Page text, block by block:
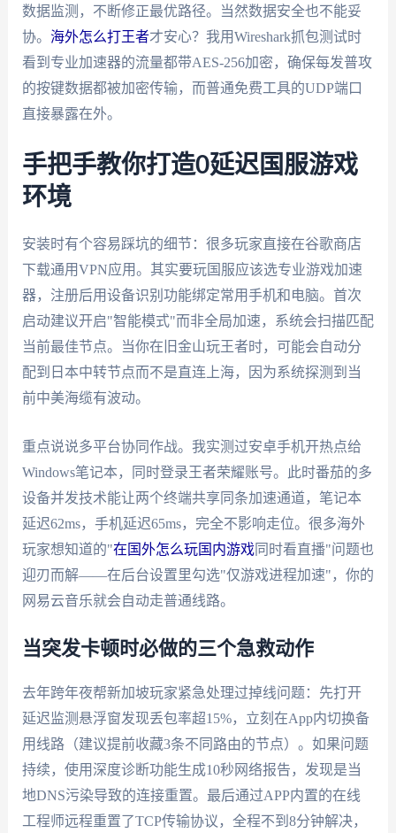
数据监测，不断修正最优路径。当然数据安全也不能妥
协。 海外怎么打王者才安心？我用Wireshark抓包测试时
看到专业加速器的流量都带AES-256加密，确保每发普攻
的按键数据都被加密传输，而普通免费工具的UDP端口
直接暴露在外。
手把手教你打造0延迟国服游戏
环境
安装时有个容易踩坑的细节：很多玩家直接在谷歌商店
下载通用VPN应用。其实要玩国服应该选专业游戏加速
器，注册后用设备识别功能绑定常用手机和电脑。首次
启动建议开启"智能模式"而非全局加速，系统会扫描匹配
当前最佳节点。当你在旧金山玩王者时，可能会自动分
配到日本中转节点而不是直连上海，因为系统探测到当
前中美海缆有波动。
重点说说多平台协同作战。我实测过安卓手机开热点给
Windows笔记本，同时登录王者荣耀账号。此时番茄的多
设备并发技术能让两个终端共享同条加速通道，笔记本
延迟62ms，手机延迟65ms，完全不影响走位。很多海外
玩家想知道的"在国外怎么玩国内游戏同时看直播"问题也
迎刃而解——在后台设置里勾选"仅游戏进程加速"，你的
网易云音乐就会自动走普通线路。
当突发卡顿时必做的三个急救动作
去年跨年夜帮新加坡玩家紧急处理过掉线问题：先打开
延迟监测悬浮窗发现丢包率超15%，立刻在App内切换备
用线路（建议提前收藏3条不同路由的节点）。如果问题
持续，使用深度诊断功能生成10秒网络报告，发现是当
地DNS污染导致的连接重置。最后通过APP内置的在线
工程师远程重置了TCP传输协议，全程不到8分钟解决，